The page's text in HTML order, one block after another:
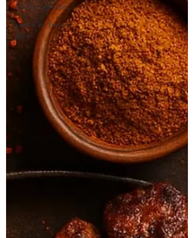
Idées recettes
santé et bien-
être